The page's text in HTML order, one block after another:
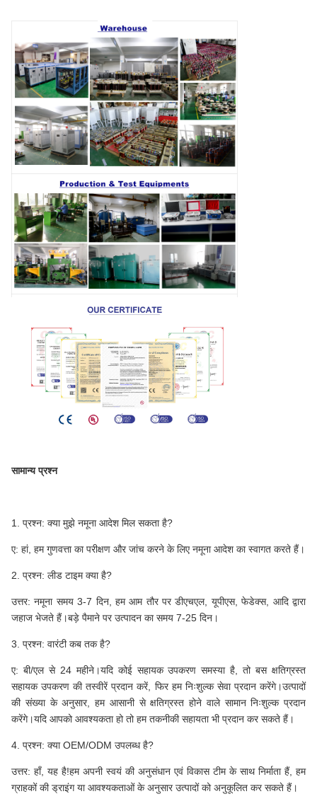
सामान्य प्रश्न
1. प्रश्न: क्या मुझे नमूना आदेश मिल सकता है?
ए: हां, हम गुणवत्ता का परीक्षण और जांच करने के लिए नमूना आदेश का स्वागत करते हैं।
2. प्रश्न: लीड टाइम क्या है?
उत्तर: नमूना समय 3-7 दिन, हम आम तौर पर डीएचएल, यूपीएस, फेडेक्स, आदि द्वारा
जहाज भेजते हैं।बड़े पैमाने पर उत्पादन का समय 7-25 दिन।
3. प्रश्न: वारंटी कब तक है?
ए: बी/एल से 24 महीने।यदि कोई सहायक उपकरण समस्या है, तो बस क्षतिग्रस्त
सहायक उपकरण की तस्वीरें प्रदान करें, फिर हम निःशुल्क सेवा प्रदान करेंगे।उत्पादों
की संख्या के अनुसार, हम आसानी से क्षतिग्रस्त होने वाले सामान निःशुल्क प्रदान
करेंगे।यदि आपको आवश्यकता हो तो हम तकनीकी सहायता भी प्रदान कर सकते हैं।
4. प्रश्न: क्या OEM/ODM उपलब्ध है?
उत्तर: हाँ, यह है!हम अपनी स्वयं की अनुसंधान एवं विकास टीम के साथ निर्माता हैं, हम
ग्राहकों की ड्राइंग या आवश्यकताओं के अनुसार उत्पादों को अनुकूलित कर सकते हैं।